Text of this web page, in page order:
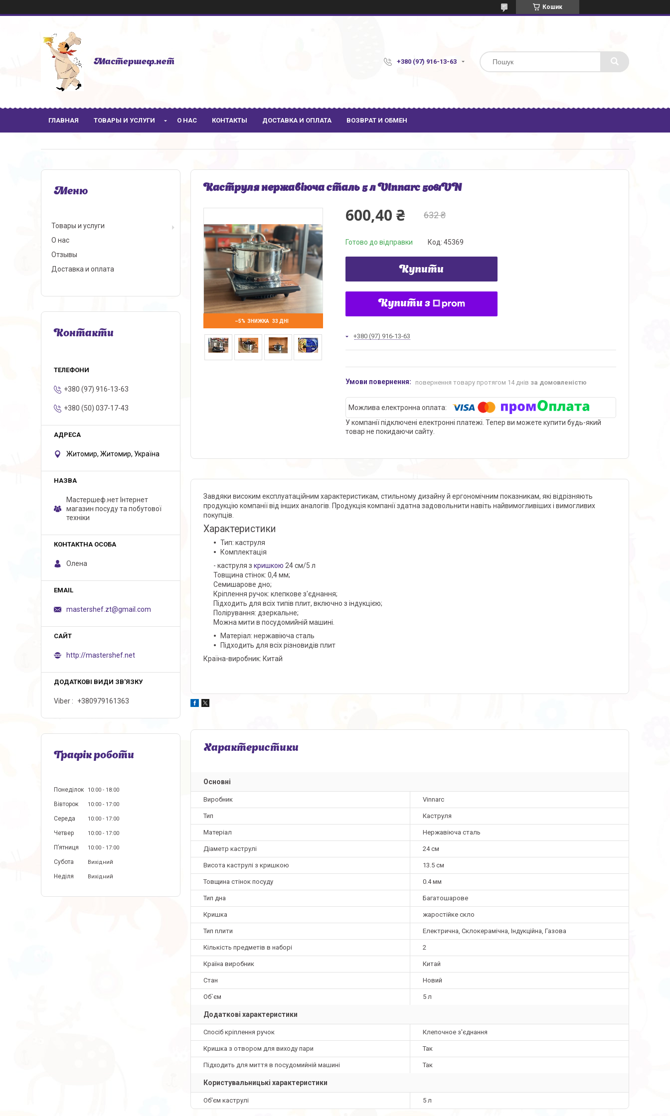
Кошик
Мастершеф.нет +380 (97) 916-13-63
ГЛАВНАЯ ТОВАРЫ И УСЛУГИ О НАС КОНТАКТЫ ДОСТАВКА И ОПЛАТА ВОЗВРАТ И ОБМЕН
Каструля нержавіюча сталь 5 л Vinnarc 5061VN
–5% 33 ДНІ
632 ₴
600,40 ₴
Готово до відправки Код: 45369
Купити
Купити з
+380 (97) 916-13-63
повернення товару протягом 14 днів за домовленістю
У компанії підключені електронні платежі. Тепер ви можете купити будь-який
товар не покидаючи сайту.
Завдяки високим експлуатаційним характеристикам, стильному дизайну й ергономічним показникам, які відрізняють
продукцію компанії від інших аналогів. Продукція компанії здатна задовольнити навіть найвимогливіших і вимогливих
покупців.
Характеристики
Тип: каструля
Комплектація
- каструля з кришкою 24 см/5 л
Товщина стінок: 0,4 мм;
Семишарове дно;
Кріплення ручок: клепкове з'єднання;
Підходить для всіх типів плит, включно з індукцією;
Полірування: дзеркальне;
Можна мити в посудомийній машині.
Матеріал: нержавіюча сталь
Підходить для всіх різновидів плит
Країна-виробник: Китай
Характеристики
Основні
Виробник Vinnarc
Тип Каструля
Матеріал Нержавіюча сталь
Діаметр каструлі 24 см
Висота каструлі з кришкою 13.5 см
Товщина стінок посуду 0.4 мм
Тип дна Багатошарове
Кришка жаростійке скло
Тип плити Електрична, Склокерамічна, Індукційна, Газова
Кількість предметів в наборі 2
Країна виробник Китай
Стан Новий
Об`єм 5 л
Додаткові характеристики
Спосіб кріплення ручок Клепочное з'єднання
Кришка з отвором для виходу пари Так
Підходить для миття в посудомийній машині Так
Користувальницькі характеристики
Об'єм каструлі 5 л
Товары и услуги
О нас
Отзывы
Доставка и оплата
Контакти
+380 (97) 916-13-63
+380 (50) 037-17-43
Житомир, Житомир, Україна
Мастершеф.нет Iнтернет
магазин посуду та побутової
техніки
Олена
mastershef.zt@gmail.com
http://mastershef.net
Viber +380979161363
Графік роботи
Понеділок 10:00 18:00
Вівторок 10:00 17:00
Середа 10:00 17:00
Четвер 10:00 17:00
Пʼятниця 10:00 17:00
Субота Вихідний
Неділя Вихідний